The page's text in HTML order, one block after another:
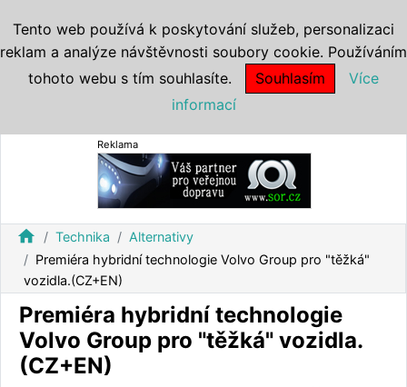
Reklama
home Technika
Alternativy
Premiéra hybridní technologie Volvo Group pro "těžká"
vozidla.(CZ+EN)
Premiéra hybridní technologie
Volvo Group pro "těžká" vozidla.
(CZ+EN)
Tento web používá k poskytování služeb, personalizaci
reklam a analýze návštěvnosti soubory cookie. Používáním
tohoto webu s tím souhlasíte.
Souhlasím
Více
informací